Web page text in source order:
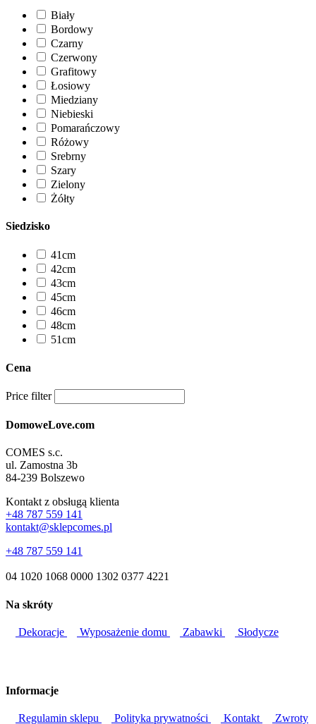
Biały
Bordowy
Czarny
Czerwony
Grafitowy
Łosiowy
Miedziany
Niebieski
Pomarańczowy
Różowy
Srebrny
Szary
Zielony
Żółty
Siedzisko
41cm
42cm
43cm
45cm
46cm
48cm
51cm
Cena
Price filter
DomoweLove.com
COMES s.c.
ul. Zamostna 3b
84-239 Bolszewo
Kontakt z obsługą klienta
+48 787 559 141
kontakt@sklepcomes.pl
+48 787 559 141
04 1020 1068 0000 1302 0377 4221
Na skróty
Dekoracje Wyposażenie domu Zabawki Słodycze
Informacje
Regulamin sklepu Polityka prywatności Kontakt Zwroty